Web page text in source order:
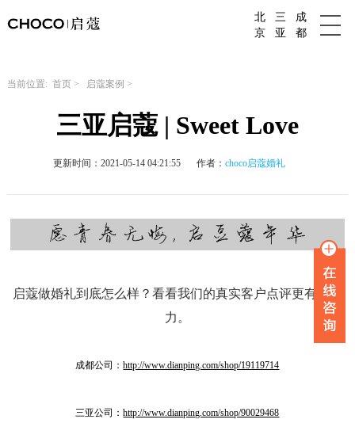
北
京
三
亚
成
都
当前位置: 首页> 启蔻案例 >
三亚启蔻 | Sweet Love
更新时间：2021-05-14 04:21:55 作者：choco启蔻婚礼
启蔻做婚礼到底怎么样？看看我们的真实客户点评更有说服
力。
成都公司：http://www.dianping.com/shop/19119714
三亚公司：http://www.dianping.com/shop/90029468